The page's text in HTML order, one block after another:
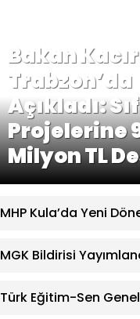
Bakan Kacır
Trabzon’da
Açıkladı:
Projelerine
Milyon TL
MHP Kula’da Yeni
MGK Bildirisi
Mesajları
Türk Eğitim-Sen